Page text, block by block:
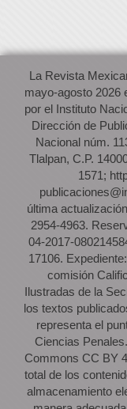
La Revista
mayo-agosto 2026
por el Instituto
Dirección de
Nacional núm.
Tlalpan, C.P.
1571;
última
2954-4963.
04-2017-
17106.
comisión
Ilustradas de la
los textos
representa el
Ciencias
Commons CC BY
total de los
almacenamiento